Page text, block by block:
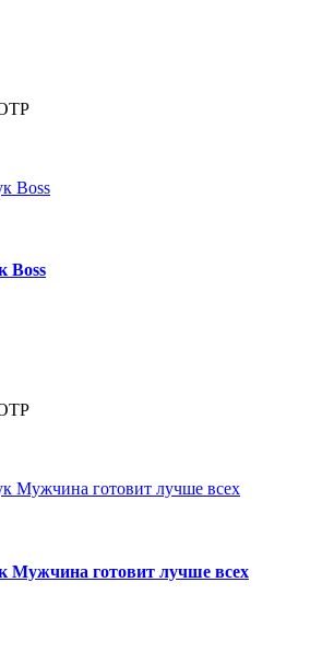
Boss
Мужчина готовит лучше всех